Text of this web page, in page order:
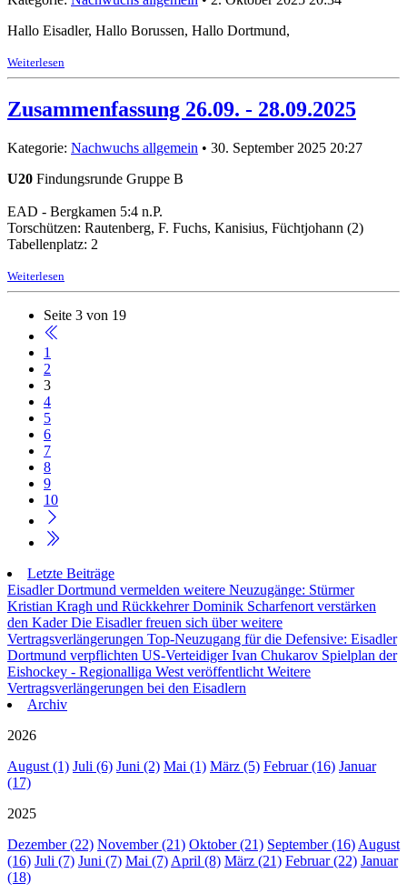
Hallo Eisadler, Hallo Borussen, Hallo Dortmund,
Weiterlesen
Zusammenfassung 26.09. - 28.09.2025
Kategorie: Nachwuchs allgemein • 30. September 2025 20:27
U20 Findungsrunde Gruppe B
EAD - Bergkamen 5:4 n.P.
Torschützen: Rautenberg, F. Fuchs, Kanisius, Füchtjohann (2)
Tabellenplatz: 2
Weiterlesen
Seite 3 von 19
1
2
3
4
5
6
7
8
9
10
Letzte Beiträge
Eisadler Dortmund vermelden weitere Neuzugänge: Stürmer
Kristian Kragh und Rückkehrer Dominik Scharfenort verstärken
den KaderDie Eisadler freuen sich über weitere
Vertragsverlängerungen Top-Neuzugang für die Defensive: Eisadler
Dortmund verpflichten US-Verteidiger Ivan Chukarov Spielplan der
Eishockey - Regionalliga West veröffentlicht Weitere
Vertragsverlängerungen bei den Eisadlern
Archiv
2026
August (1) Juli (6) Juni (2) Mai (1) März (5) Februar (16) Januar
(17)
2025
Dezember (22) November (21) Oktober (21) September (16) August
(16) Juli (7) Juni (7) Mai (7) April (8) März (21) Februar (22) Januar
(18)